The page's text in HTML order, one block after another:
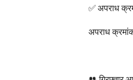
✅ अपराध
अपराध